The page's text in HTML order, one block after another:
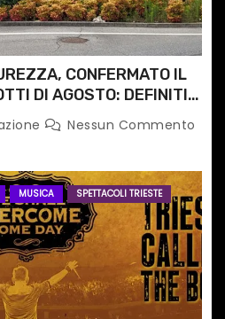
CONFERMATO IL
DI AGOSTO: DEFINITI
E ORARIONessun Commento
MUSICA SPETTACOLI TRIESTE